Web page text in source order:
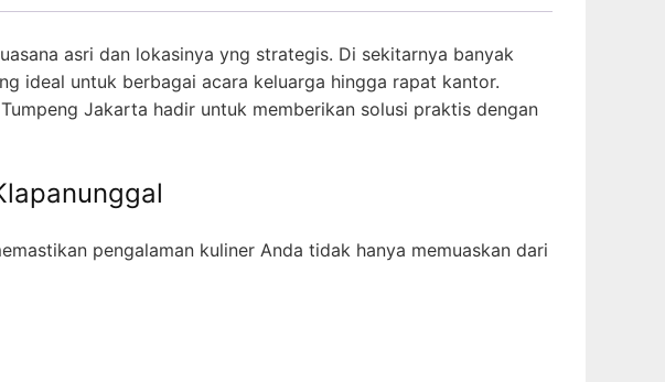
asri dan lokasinya yng strategis. Di sekitarnya banyak
ideal untuk berbagai acara keluarga hingga rapat kantor.
Jakarta hadir untuk memberikan solusi praktis dengan
pengalaman kuliner Anda tidak hanya memuaskan dari